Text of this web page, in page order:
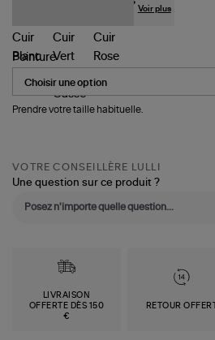
Voir plus
Pointure
Prendre votre taille habituelle.
VOTRE CONSEILLÈRE LULLI
Une question sur ce produit ?
LIVRAISON
OFFERTE DÈS 150
€
RETOUR OFFERT